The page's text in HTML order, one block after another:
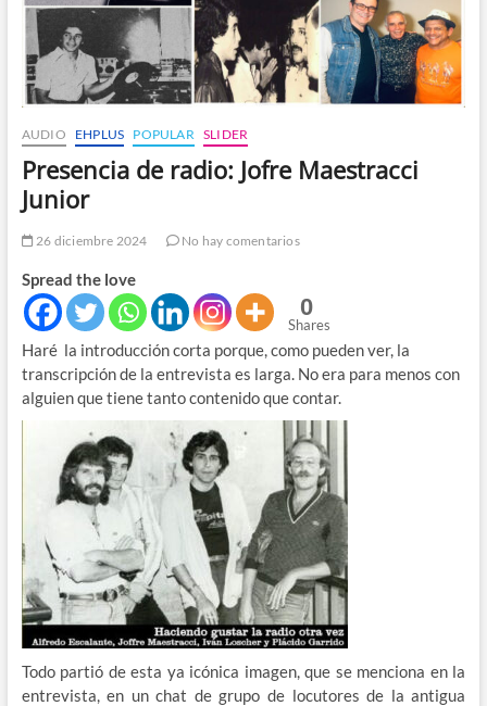
AUDIO EHPLUS POPULAR SLIDER
Presencia de radio: Jofre Maestracci
Junior
26 diciembre 2024 No hay comentarios
Spread the love
0
Shares
Haré la introducción corta porque, como pueden ver, la
transcripción de la entrevista es larga. No era para menos con
alguien que tiene tanto contenido que contar.
Todo partió de esta ya icónica imagen, que se menciona en la
entrevista, en un chat de grupo de locutores de la antigua